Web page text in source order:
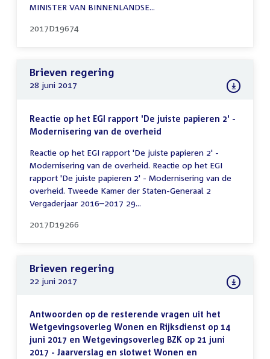
MINISTER VAN BINNENLANDSE...
2017D19674
Brieven regering
28 juni 2017
Reactie op het EGI rapport 'De juiste papieren 2' -
Modernisering van de overheid
Reactie op het EGI rapport 'De juiste papieren 2' -
Modernisering van de overheid. Reactie op het EGI
rapport 'De juiste papieren 2' - Modernisering van de
overheid. Tweede Kamer der Staten-Generaal 2
Vergaderjaar 2016–2017 29...
2017D19266
Brieven regering
22 juni 2017
Antwoorden op de resterende vragen uit het
Wetgevingsoverleg Wonen en Rijksdienst op 14
juni 2017 en Wetgevingsoverleg BZK op 21 juni
2017 - Jaarverslag en slotwet Wonen en